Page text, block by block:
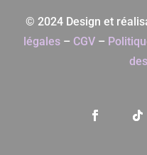
© 2024 Design et
légales– CGV–